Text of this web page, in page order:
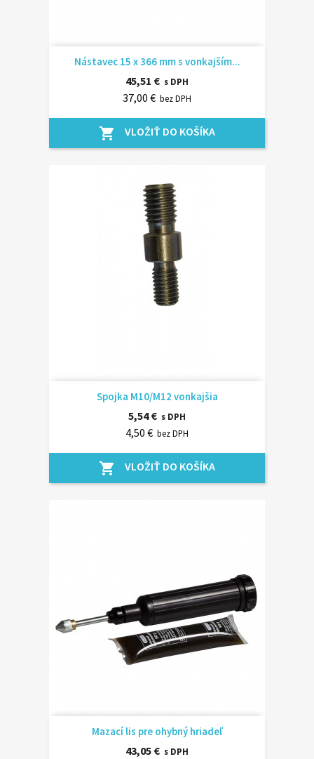
Nástavec 15 x 366 mm s vonkajším...
45,51 € s DPH
37,00 € bez DPH
shopping_cart VLOŽIŤ DO KOŠÍKA
Spojka M10/M12 vonkajšia
5,54 € s DPH
4,50 € bez DPH
shopping_cart VLOŽIŤ DO KOŠÍKA
Mazací lis pre ohybný hriadeľ
43,05 € s DPH